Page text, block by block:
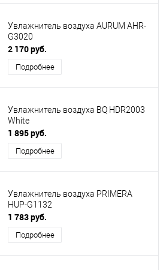
Увлажнитель воздуха AURUM AHR-
G3020
2 170 руб.
Подробнее
Увлажнитель воздуха BQ HDR2003
White
1 895 руб.
Подробнее
Увлажнитель воздуха PRIMERA
HUP-G1132
1 783 руб.
Подробнее